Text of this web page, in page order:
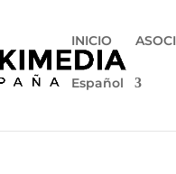
INICIO
Español